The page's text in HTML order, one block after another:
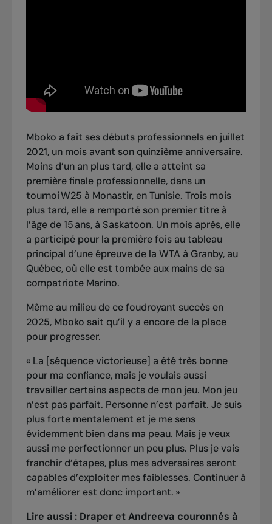
Mboko a fait ses débuts professionnels en juillet
2021, un mois avant son quinzième anniversaire.
Moins d’un an plus tard, elle a atteint sa
première finale professionnelle, dans un
tournoi W25 à Monastir, en Tunisie. Trois mois
plus tard, elle a remporté son premier titre à
l’âge de 15 ans, à Saskatoon. Un mois après, elle
a participé pour la première fois au tableau
principal d’une épreuve de la WTA à Granby, au
Québec, où elle est tombée aux mains de sa
compatriote Marino.
Même au milieu de ce foudroyant succès en
2025, Mboko sait qu’il y a encore de la place
pour progresser.
« La [séquence victorieuse] a été très bonne
pour ma confiance, mais je voulais aussi
travailler certains aspects de mon jeu. Mon jeu
n’est pas parfait. Personne n’est parfait. Je suis
plus forte mentalement et je me sens
évidemment bien dans ma peau. Mais je veux
aussi me perfectionner un peu plus. Plus je vais
franchir d’étapes, plus mes adversaires seront
capables d’exploiter mes faiblesses. Continuer à
m’améliorer est donc important. »
Lire aussi : Draper et Andreeva couronnés à